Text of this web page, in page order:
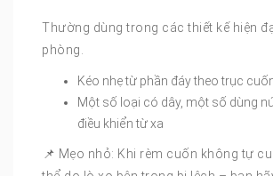
Thường dùng trong các thiết kế hiện
phòng.
Kéo nhẹ từ phần đáy theo trục
Một số loại có dây, một số dùng
điều khiển từ xa
️📌 Mẹo nhỏ: Khi rèm cuốn không tự